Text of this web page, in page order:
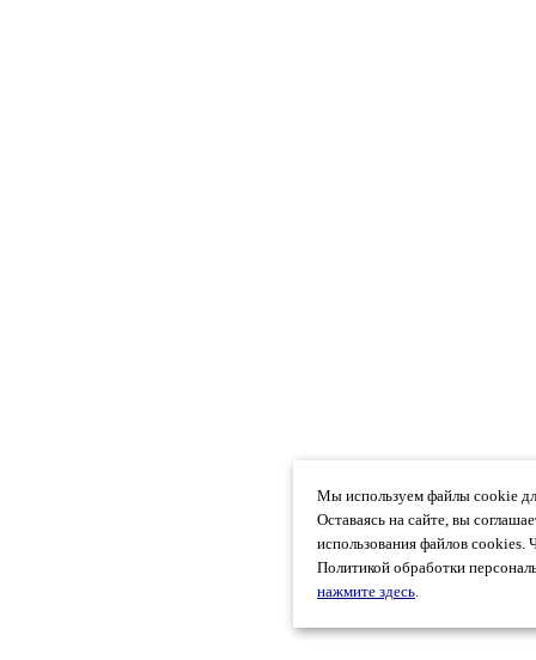
Мы используем файлы cookie
Оставаясь на сайте, вы
использования файлов cookies.
Политикой обработки
нажмите здесь.